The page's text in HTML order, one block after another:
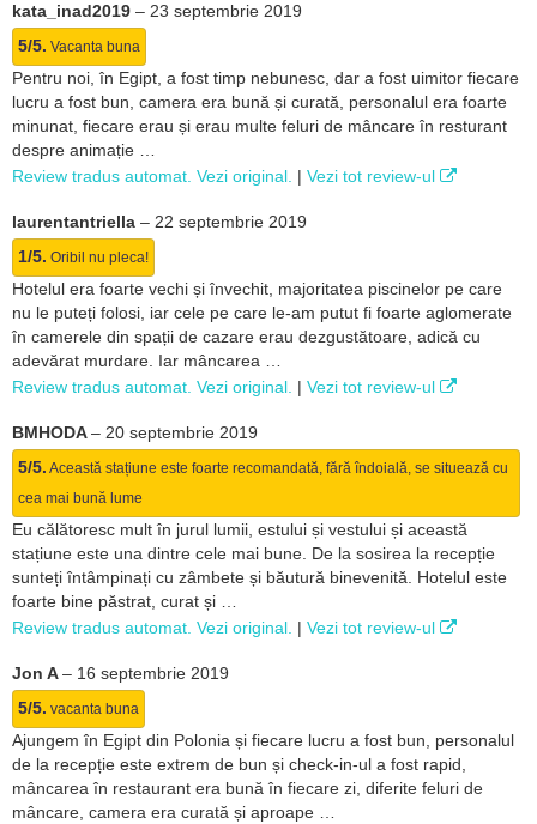
kata_inad2019 – 23 septembrie 2019
5/5. Vacanta buna
Pentru noi, în Egipt, a fost timp nebunesc, dar a fost uimitor fiecare
lucru a fost bun, camera era bună și curată, personalul era foarte
minunat, fiecare erau și erau multe feluri de mâncare în resturant
despre animație …
Review tradus automat. Vezi original. | Vezi tot review-ul
laurentantriella – 22 septembrie 2019
1/5. Oribil nu pleca!
Hotelul era foarte vechi și învechit, majoritatea piscinelor pe care
nu le puteți folosi, iar cele pe care le-am putut fi foarte aglomerate
în camerele din spații de cazare erau dezgustătoare, adică cu
adevărat murdare. Iar mâncarea …
Review tradus automat. Vezi original. | Vezi tot review-ul
BMHODA– 20 septembrie 2019
5/5. Această stațiune este foarte recomandată, fără îndoială, se situează cu
cea mai bună lume
Eu călătoresc mult în jurul lumii, estului și vestului și această
stațiune este una dintre cele mai bune. De la sosirea la recepție
sunteți întâmpinați cu zâmbete și băutură binevenită. Hotelul este
foarte bine păstrat, curat și …
Review tradus automat. Vezi original. | Vezi tot review-ul
Jon A– 16 septembrie 2019
5/5. vacanta buna
Ajungem în Egipt din Polonia și fiecare lucru a fost bun, personalul
de la recepție este extrem de bun și check-in-ul a fost rapid,
mâncarea în restaurant era bună în fiecare zi, diferite feluri de
mâncare, camera era curată și aproape …